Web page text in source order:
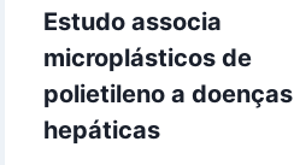
Estudo associa
microplásticos de
polietileno a doenças
hepáticas